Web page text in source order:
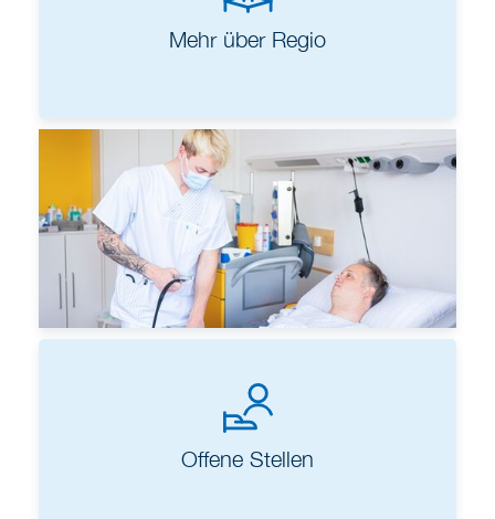
Mehr über Regio
Ausbildung & Einstieg
Offene Stellen